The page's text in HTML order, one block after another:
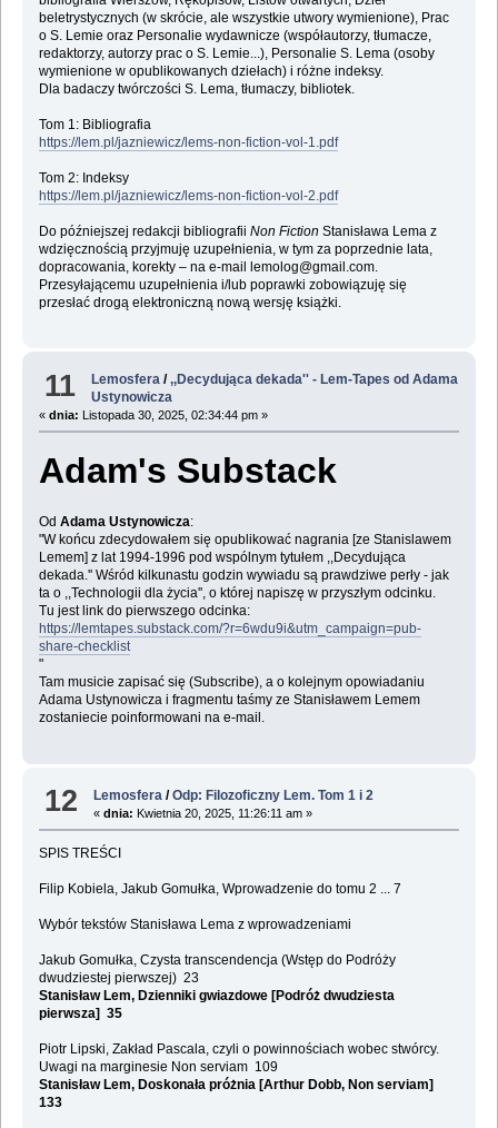
beletrystycznych (w skrócie, ale wszystkie utwory wymienione), Prac
o S. Lemie oraz Personalie wydawnicze (współautorzy, tłumacze,
redaktorzy, autorzy prac o S. Lemie...), Personalie S. Lema (osoby
wymienione w opublikowanych dziełach) i różne indeksy.
Dla badaczy twórczości S. Lema, tłumaczy, bibliotek.
Tom 1: Bibliografia
https://lem.pl/jazniewicz/lems-non-fiction-vol-1.pdf
Tom 2: Indeksy
https://lem.pl/jazniewicz/lems-non-fiction-vol-2.pdf
Do późniejszej redakcji bibliografii Non Fiction Stanisława Lema z
wdzięcznością przyjmuję uzupełnienia, w tym za poprzednie lata,
dopracowania, korekty – na e-mail lemolog@gmail.com.
Przesyłającemu uzupełnienia i/lub poprawki zobowiązuję się
przesłać drogą elektroniczną nową wersję książki.
11 Lemosfera /,,Decydująca dekada'' - Lem-Tapes od Adama
Ustynowicza
« dnia: Listopada 30, 2025, 02:34:44 pm »
Adam's Substack
Od Adama Ustynowicza:
"W końcu zdecydowałem się opublikować nagrania [ze Stanislawem
Lemem] z lat 1994-1996 pod wspólnym tytułem ,,Decydująca
dekada.'' Wśród kilkunastu godzin wywiadu są prawdziwe perły - jak
ta o ,,Technologii dla życia'', o której napiszę w przyszłym odcinku.
Tu jest link do pierwszego odcinka:
https://lemtapes.substack.com/?r=6wdu9i&utm_campaign=pub-
share-checklist
"
Tam musicie zapisać się (Subscribe), a o kolejnym opowiadaniu
Adama Ustynowicza i fragmentu taśmy ze Stanisławem Lemem
zostaniecie poinformowani na e-mail.
12 Lemosfera /Odp: Filozoficzny Lem. Tom 1 i 2
«dnia: Kwietnia 20, 2025, 11:26:11 am »
SPIS TREŚCI
Filip Kobiela, Jakub Gomułka, Wprowadzenie do tomu 2 ... 7
Wybór tekstów Stanisława Lema z wprowadzeniami
Jakub Gomułka, Czysta transcendencja (Wstęp do Podróży
dwudziestej pierwszej) 23
Stanisław Lem, Dzienniki gwiazdowe [Podróż dwudziesta
pierwsza] 35
Piotr Lipski, Zakład Pascala, czyli o powinnościach wobec stwórcy.
Uwagi na marginesie Non serviam 109
Stanisław Lem, Doskonała próżnia [Arthur Dobb, Non serviam]
133